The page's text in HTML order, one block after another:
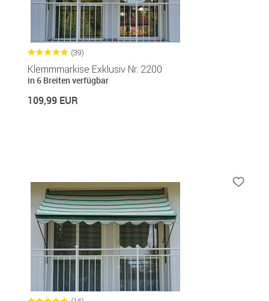
(39)
Klemmmarkise Exklusiv Nr. 2200
in 6 Breiten verfügbar
109,99 EUR